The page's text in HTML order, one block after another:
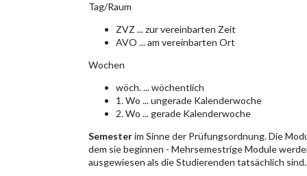
Tag/Raum
ZVZ ... zur vereinbarten Zeit
AVO ... am vereinbarten Ort
Wochen
wöch. ... wöchentlich
1. Wo ... ungerade Kalenderwoche
2. Wo ... gerade Kalenderwoche
Semesterim Sinne der Prüfungsordnung. Die
dem sie beginnen - Mehrsemestrige Module
ausgewiesen als die Studierenden tatsächlich